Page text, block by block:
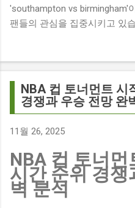
'southampton vs birmingham'
팬들의 관심을 집중시키고 있
다음과 같습니다. The 9
Birmingham City ft £7m
버밍엄 시티 경기에서 총 9명
700만 파운드 스트라이커 데
Birmingham City LIVE Score
Match : 경기 당일 실시간 스
팬들의 높은 관심도를 반영합
City boss says his side have
NBA 컵 토너먼트 시
경쟁과 우승 전망 완
11월 26, 2025
NBA 컵 토너먼
시간 순위 경쟁
벽 분석